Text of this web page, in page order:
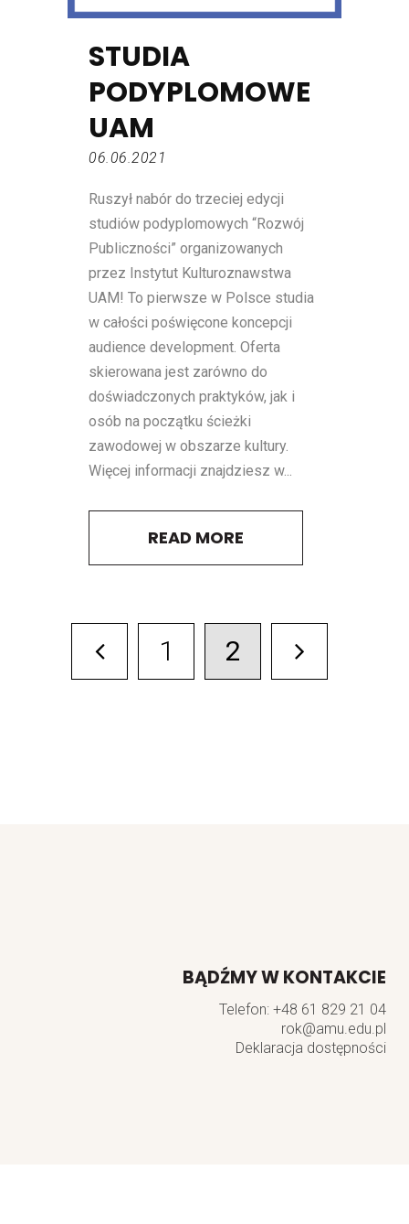
STUDIA
PODYPLOMOWE
UAM
06.06.2021
Ruszył nabór do trzeciej edycji
studiów podyplomowych “Rozwój
Publiczności” organizowanych
przez Instytut Kulturoznawstwa
UAM! To pierwsze w Polsce studia
w całości poświęcone koncepcji
audience development. Oferta
skierowana jest zarówno do
doświadczonych praktyków, jak i
osób na początku ścieżki
zawodowej w obszarze kultury.
Więcej informacji znajdziesz w...
READ MORE
1 2
BĄDŹMY W KONTAKCIE
Telefon: +48 61 829 21 04
rok@amu.edu.pl
Deklaracja dostępności